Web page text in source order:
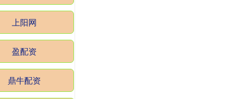
上阳网
盈配资
鼎牛配资